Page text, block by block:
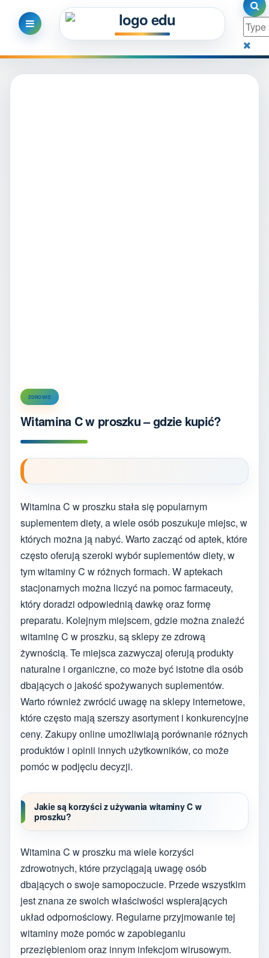
ZDROWIE
Witamina C w proszku – gdzie kupić?
Witamina C w proszku stała się popularnym
suplementem diety, a wiele osób poszukuje miejsc, w
których można ją nabyć. Warto zacząć od aptek, które
często oferują szeroki wybór suplementów diety, w
tym witaminy C w różnych formach. W aptekach
stacjonarnych można liczyć na pomoc farmaceuty,
który doradzi odpowiednią dawkę oraz formę
preparatu. Kolejnym miejscem, gdzie można znaleźć
witaminę C w proszku, są sklepy ze zdrową
żywnością. Te miejsca zazwyczaj oferują produkty
naturalne i organiczne, co może być istotne dla osób
dbających o jakość spożywanych suplementów.
Warto również zwrócić uwagę na sklepy internetowe,
które często mają szerszy asortyment i konkurencyjne
ceny. Zakupy online umożliwiają porównanie różnych
produktów i opinii innych użytkowników, co może
pomóc w podjęciu decyzji.
Jakie są korzyści z używania witaminy C w
proszku?
Witamina C w proszku ma wiele korzyści
zdrowotnych, które przyciągają uwagę osób
dbających o swoje samopoczucie. Przede wszystkim
jest znana ze swoich właściwości wspierających
układ odpornościowy. Regularne przyjmowanie tej
witaminy może pomóc w zapobieganiu
przeziębieniom oraz innym infekcjom wirusowym.